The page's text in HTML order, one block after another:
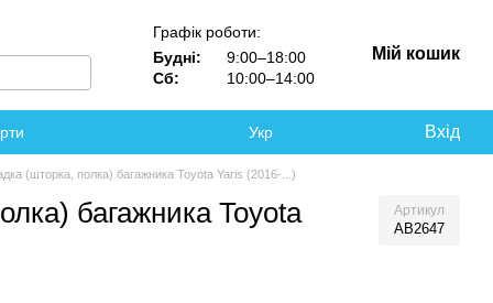
Графік роботи:
Будні:
9:00–18:00
Сб:
10:00–14:00
Мій кошик
Укр Вхід
(шторка, полка) багажника Toyota Yaris (2016-...)
багажника Toyota
Артикул
AB2647